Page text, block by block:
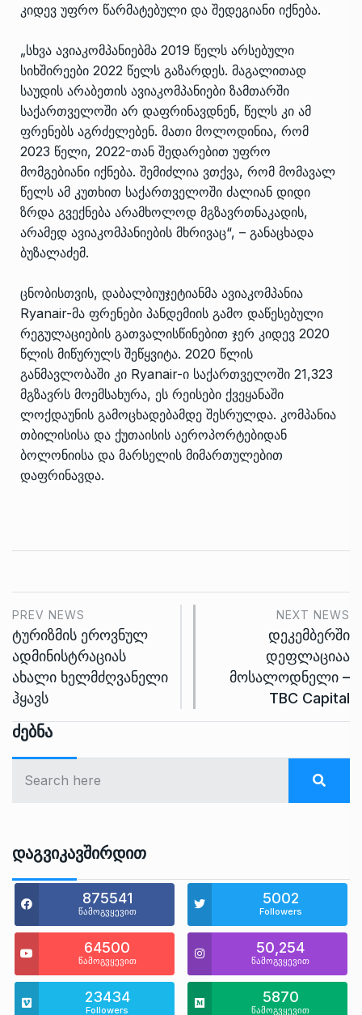
კიდევ უფრო წარმატებული და შედეგიანი იქნება.
„სხვა ავიაკომპანიებმა 2019 წელს არსებული
სიხშირეები 2022 წელს გაზარდეს. მაგალითად
საუდის არაბეთის ავიაკომპანიები ზამთარში
საქართველოში არ დაფრინავდნენ, წელს კი ამ
ფრენებს აგრძელებენ. მათი მოლოდინია, რომ
2023 წელი, 2022-თან შედარებით უფრო
მომგებიანი იქნება. შემიძლია ვთქვა, რომ მომავალ
წელს ამ კუთხით საქართველოში ძალიან დიდი
ზრდა გვექნება არამხოლოდ მგზავრთნაკადის,
არამედ ავიაკომპანიების მხრივაც“, – განაცხადა
ბუზალაძემ.
ცნობისთვის, დაბალბიუჯეტიანმა ავიაკომპანია
Ryanair-მა ფრენები პანდემიის გამო დაწესებული
რეგულაციების გათვალისწინებით ჯერ კიდევ 2020
წლის მიწურულს შეწყვიტა. 2020 წლის
განმავლობაში კი Ryanair-ი საქართველოში 21,323
მგზავრს მოემსახურა, ეს რეისები ქვეყანაში
ლოქდაუნის გამოცხადებამდე შესრულდა. კომპანია
თბილისისა და ქუთაისის აეროპორტებიდან
ბოლონიისა და მარსელის მიმართულებით
დაფრინავდა.
PREV NEWS
ტურიზმის ეროვნულ
ადმინისტრაციას
ახალი ხელმძღვანელი
ჰყავს
NEXT NEWS
დეკემბერში
დეფლაციაა
მოსალოდნელი –
TBC Capital
Ძებნა
Დაგვიკავშირდით
875541
წამოგვყევით
5002
Followers
64500
წამოგვყევით
50,254
წამოგვყევით
23434
Followers
5870
წამოგვყევით